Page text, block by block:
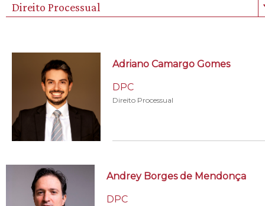
Direito Processual
Adriano Camargo Gomes
DPC
Direito Processual
Andrey Borges de Mendonça
DPC